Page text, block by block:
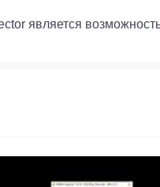
является